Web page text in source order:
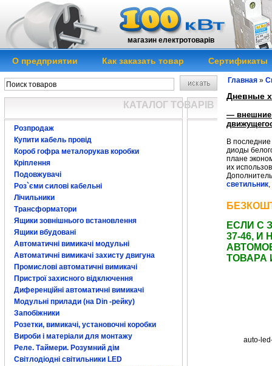
магазин електротоварів
О предприятии Как заказать товар Сертификаты
КАТАЛОГ ТОВАРІВ
Розпродаж
Купити кабель провід
Короб гофра металорукав коробки
Кріплення
Подовжувачі
Роз`єми силові кабельні
Лічильники
Трансформатори
Ящики зовнішнього встановлення
Ящики вбудовані
Автоматичні вимикачі модульні
Автоматичні вимикачі захисту двигуна
Промислові автоматичні вимикачі
Пристрої захисного відключення
Диференційні автоматичні вимикачі
Модульні прилади (на Din -рейку)
Запобіжники
Розетки, вимикачі, установочні коробки
Вироби і матеріали для монтажу
Реле. Таймери. Розумний дім
Світлодіодні світильники LED
Главная »
Дневные
— внешние
В
диоды
плане
их
светильник,
ЕСЛИ С
37-46,
ТОВАРА
auto-